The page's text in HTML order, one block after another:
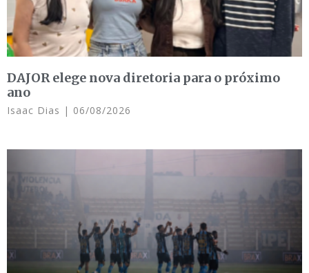
DAJOR elege nova diretoria para o próximo
ano
Isaac Dias 06/08/2026